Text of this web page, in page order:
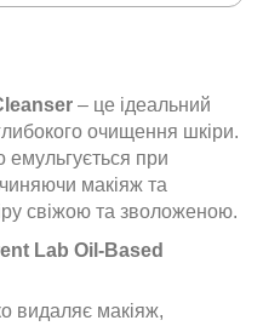
– це ідеальний
очищення шкіри.
при
макіяж та
свіжою та зволоженою.
Lab Oil-Based
видаляє макіяж,